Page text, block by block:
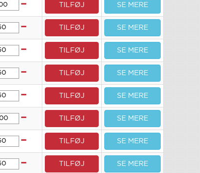
TILFØJ SE MERE
TILFØJ SE MERE
TILFØJ SE MERE
TILFØJ SE MERE
TILFØJ SE MERE
TILFØJ SE MERE
TILFØJ SE MERE
TILFØJ SE MERE